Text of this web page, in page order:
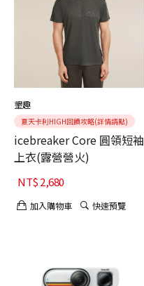
墾趣
夏天卡利HIGH回饋攻略(詳情請點)
icebreaker Core 圓領短袖
上衣(露營營火)
NT$2,680
加入購物車 快速預覽